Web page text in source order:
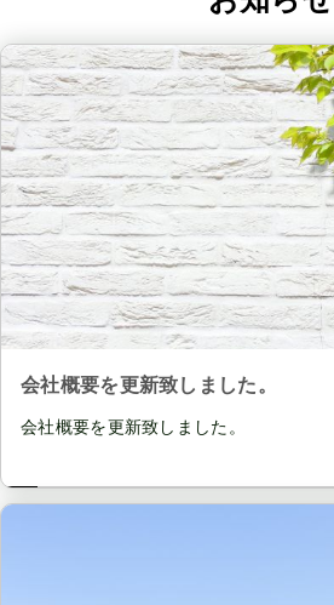
会社概要を更新致しました。
会社概要を更新致しました。